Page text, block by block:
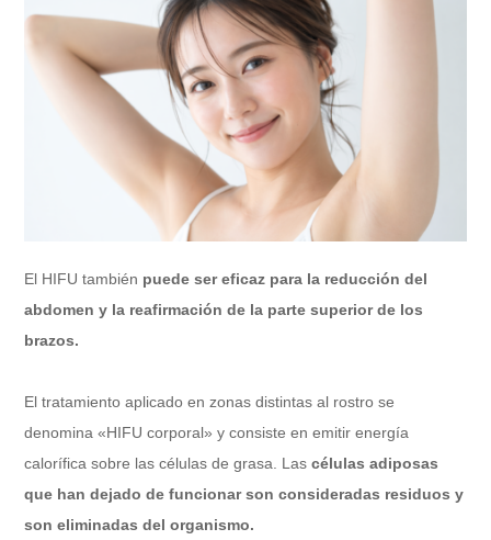
El HIFU también puede ser eficaz para la reducción del
abdomen y la reafirmación de la parte superior de los
brazos.
El tratamiento aplicado en zonas distintas al rostro se
denomina «HIFU corporal» y consiste en emitir energía
calorífica sobre las células de grasa. Las células adiposas
que han dejado de funcionar son consideradas residuos y
son eliminadas del organismo.